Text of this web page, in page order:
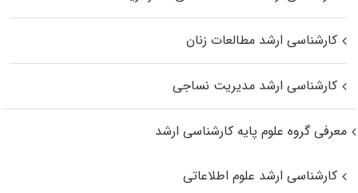
کارشناسی ارشد مطالعات زنان
کارشناسی ارشد مدیریت نساجی
معرفی گروه علوم پایه کارشناسی ارشد
کارشناسی ارشد علوم اطلاعاتی